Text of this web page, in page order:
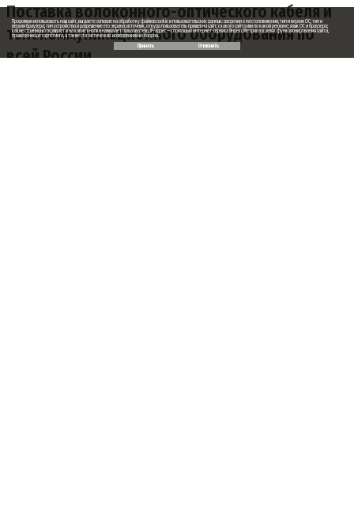
Поставка волоконного-оптического кабеля и
телекоммуникационного оборудования по
всей России
Продолжая использовать наш сайт, вы даете согласие на обработку файлов cookie и пользовательских данных: сведения о местоположении; тип и версия ОС; тип и
версия браузера; тип устройства и разрешение его экрана; источник, откуда пользователь пришел на сайт; с какого сайта или по какой рекламе; язык ОС и браузера;
какие страницы открывает и на какие кнопки нажимает пользователь; IP-адрес — с помощью интернет-сервиса Яндекс.Метрика в целях функционирования сайта,
проведения ретаргетинга, а также статистических исследований и обзоров.
Принять
Отклонить